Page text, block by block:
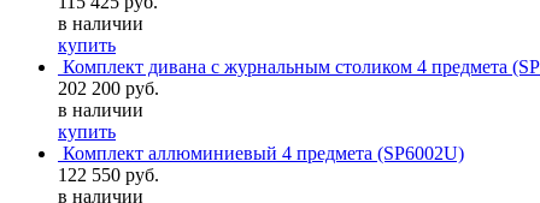
в наличии
купить
Комплект дивана с журнальным столиком 4 предмета
202 200 руб.
в наличии
купить
Комплект аллюминиевый 4 предмета (SP6002U)
122 550 руб.
в наличии